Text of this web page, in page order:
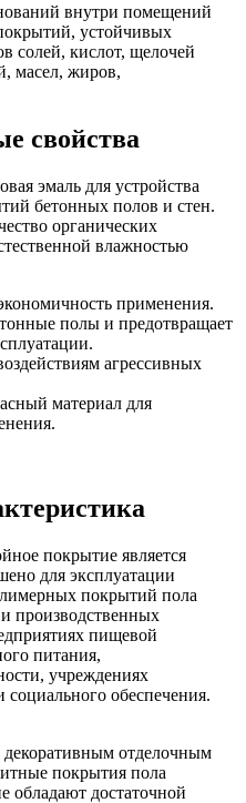
внутри помещений
устойчивых
солей, кислот, щелочей
масел, жиров,
свойства
эмаль для устройства
бетонных полов и стен.
органических
влажностью
применения.
полы и предотвращает
агрессивных
материал для
покрытие является
для эксплуатации
покрытий пола
производственных
пищевой
питания,
учреждениях
социального обеспечения.
отделочным
покрытия пола
достаточной